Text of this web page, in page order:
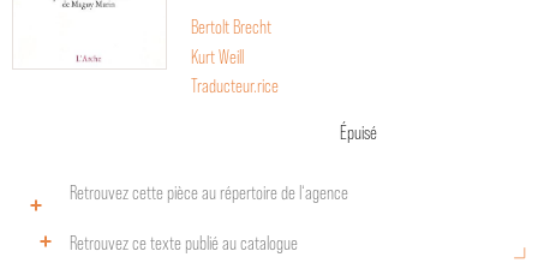
Bertolt Brecht
Kurt Weill
Traducteur.rice
Épuisé
Retrouvez cette pièce au répertoire de l‘agence
Retrouvez ce texte publié au catalogue